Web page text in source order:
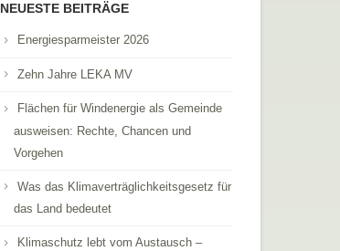
NEUESTE BEITRÄGE
Energiesparmeister 2026
Zehn Jahre LEKA MV
Flächen für Windenergie als Gemeinde
ausweisen: Rechte, Chancen und
Vorgehen
Was das Klimaverträglichkeitsgesetz für
das Land bedeutet
Klimaschutz lebt vom Austausch –